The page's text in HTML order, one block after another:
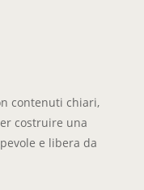
contenuti chiari,
costruire una
e libera da